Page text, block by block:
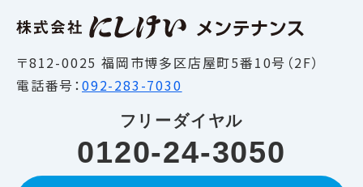
〒812-0025 福岡市博多区店屋町5番10号（2F）
電話番号：092-283-7030
フリーダイヤル
0120-24-3050